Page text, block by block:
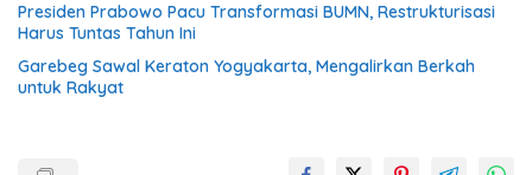
Presiden Prabowo Pacu Transformasi BUMN, Restrukturisasi
Harus Tuntas Tahun Ini
Garebeg Sawal Keraton Yogyakarta, Mengalirkan Berkah
untuk Rakyat